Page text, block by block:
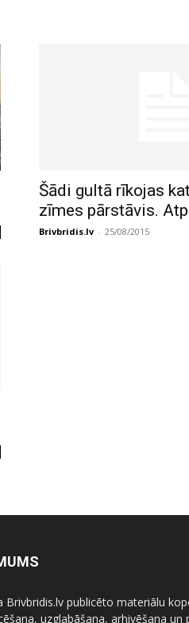
Šādi gultā rīkojas
zīmes pārstāvis.
Brivbridis.lv - 25/08/2015
Brivbridis.lv publicēto materiālu
uzglabāšana, arhivēšana un